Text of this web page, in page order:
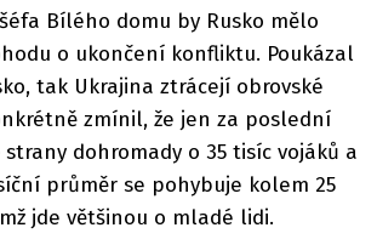
Bílého domu by Rusko mělo
o ukončení konfliktu. Poukázal
tak Ukrajina ztrácejí obrovské
zmínil, že jen za poslední
dohromady o 35 tisíc vojáků a
průměr se pohybuje kolem 25
jde většinou o mladé lidi.